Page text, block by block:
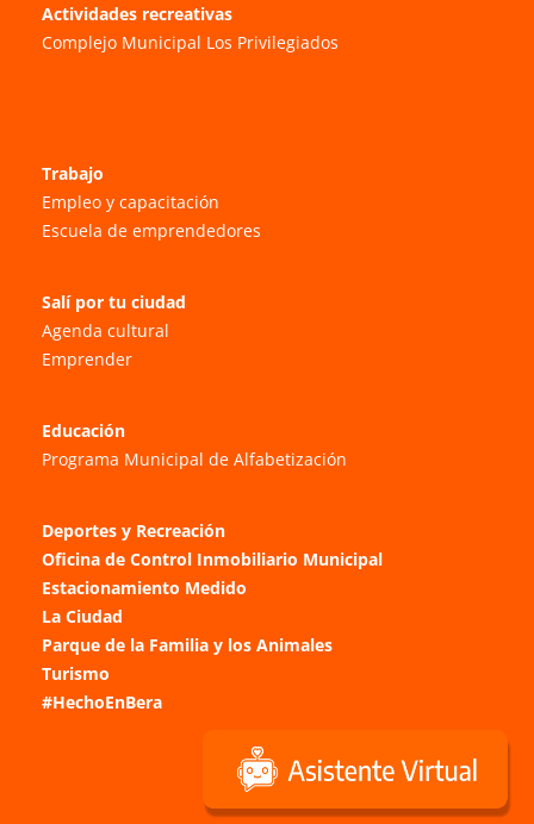
Actividades recreativas
Complejo Municipal Los Privilegiados
Trabajo
Empleo y capacitación
Escuela de emprendedores
Salí por tu ciudad
Agenda cultural
Emprender
Educación
Programa Municipal de Alfabetización
Deportes y Recreación
Oficina de Control Inmobiliario Municipal
Estacionamiento Medido
La Ciudad
Parque de la Familia y los Animales
Turismo
#HechoEnBera